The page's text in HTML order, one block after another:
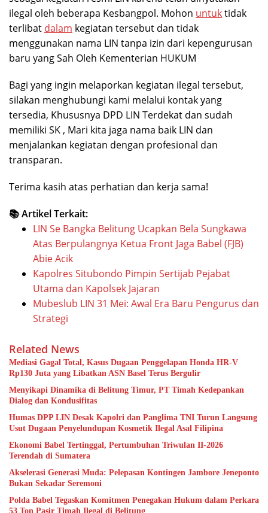
ilegal oleh beberapa Kesbangpol. Mohon untuktidak
terlibat dalam kegiatan tersebut dan tidak
menggunakan nama LIN tanpa izin dari kepengurusan
baru yang Sah Oleh Kementerian HUKUM
Bagi yang ingin melaporkan kegiatan ilegal tersebut,
silakan menghubungi kami melalui kontak yang
tersedia, Khususnya DPD LIN Terdekat dan sudah
memiliki SK , Mari kita jaga nama baik LIN dan
menjalankan kegiatan dengan profesional dan
transparan.
Terima kasih atas perhatian dan kerja sama!
📚 Artikel Terkait:
LIN Se Bangka Belitung Ucapkan Bela Sungkawa
Atas Berpulangnya Ketua Front Jaga Babel (FJB)
Abie Acik
Kapolres Situbondo Pimpin Sertijab Pejabat
Utama dan Kapolsek Jajaran
Mubeslub LIN 31 Mei: Awal Era Baru Pengurus dan
Strategi
Related News
Mediasi Gagal Total, Kasus Dugaan Penggelapan Honda HR-V
Rp130 Juta yang Libatkan ASN Basel Terus Bergulir
Menyikapi Dinamika di Belitung Timur, PT Timah Kedepankan
Dialog dan Kondusifitas
Humas DPP LIN Desak Kapolri dan Panglima TNI Turun Langsung
Usut Dugaan Penyelundupan Kosmetik Ilegal Asal Filipina
Ekonomi Babel Tertinggal, Pertumbuhan Triwulan II-2026
Terendah di Sumatera
Akselerasi Generasi Muda: Pelepasan Kontingen Jambore Jeneponto
Bukan Sekadar Seremoni
Polda Babel Tegaskan Komitmen Penegakan Hukum dalam Perkara
53 Ton Pasir Timah Ilegal di Belitung